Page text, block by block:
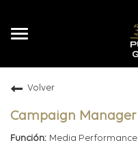
Toggle
Volver
Campaign Manager
Media Performance